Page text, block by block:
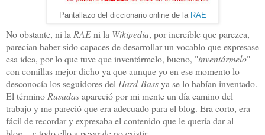
Pantallazo del diccionario online de la RAE
No obstante, ni la RAEni la Wikipedia, por increíble que parezca,
parecían haber sido capaces de desarrollar un vocablo que expresase
esa idea, por lo que tuve que inventármelo, bueno, "inventármelo"
con comillas mejor dicho ya que aunque yo en ese momento lo
desconocía los seguidores del Hard-Bassya se lo habían inventado.
El término Rusadasapareció por mi mente un día camino del
trabajo y me pareció que era adecuado para el blog. Era corto, era
fácil de recordar y expresaba el contenido que le quería dar al